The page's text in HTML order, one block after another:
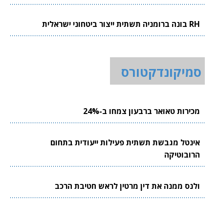
RH בונה ברומניה תשתית ייצור ביטחוני ישראלית
סמיקונדקטורס
מכירות טאואר ברבעון צמחו ב-24%
אינטל מגבשת תשתית פעילות ייעודית בתחום
הרובוטיקה
ולנס ממנה את דין מרטין לראש חטיבת הרכב